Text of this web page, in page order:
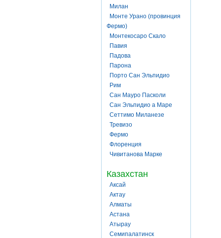
Милан
Монте Урано (провинция
Фермо)
Монтекосаро Скало
Павия
Падова
Парона
Порто Сан Эльпидио
Рим
Сан Мауро Пасколи
Сан Эльпидио а Маре
Сеттимо Миланезе
Тревизо
Фермо
Флоренция
Чивитанова Марке
Казахстан
Аксай
Актау
Алматы
Астана
Атырау
Семипалатинск